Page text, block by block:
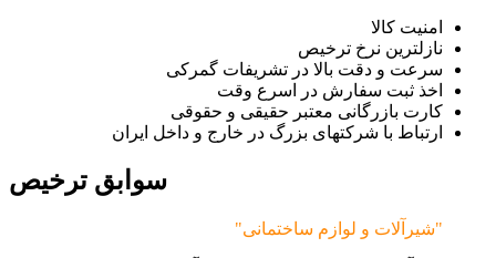
امنیت کالا
نازلترین نرخ ترخیص
سرعت و دقت بالا در تشریفات گمرکی
اخذ ثبت سفارش در اسرع وقت
کارت بازرگانی معتبر حقیقی و حقوقی
ارتباط با شرکتهای بزرگ در خارج و داخل ایران
سوابق ترخیص
"شیرآلات و لوازم ساختمانی"